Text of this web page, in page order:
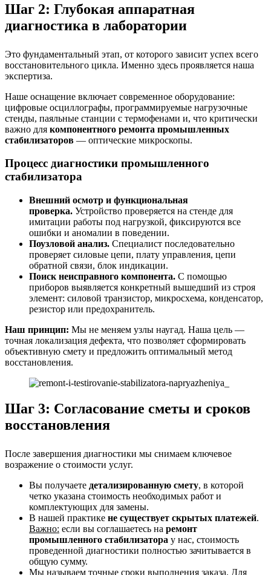
Шаг 2: Глубокая аппаратная
диагностика в лаборатории
Это фундаментальный этап, от которого зависит успех всего
восстановительного цикла. Именно здесь проявляется наша
экспертиза.
Наше оснащение включает современное оборудование:
цифровые осциллографы, программируемые нагрузочные
стенды, паяльные станции с термофенами и, что критически
важно для компонентного ремонта промышленных
стабилизаторов — оптические микроскопы.
Процесс диагностики промышленного
стабилизатора
Внешний осмотр и функциональная
проверка. Устройство проверяется на стенде для
имитации работы под нагрузкой, фиксируются все
ошибки и аномалии в поведении.
Поузловой анализ. Специалист последовательно
проверяет силовые цепи, плату управления, цепи
обратной связи, блок индикации.
Поиск неисправного компонента. С помощью
приборов выявляется конкретный вышедший из строя
элемент: силовой транзистор, микросхема, конденсатор,
резистор или предохранитель.
Наш принцип: Мы не меняем узлы наугад. Наша цель —
точная локализация дефекта, что позволяет сформировать
объективную смету и предложить оптимальный метод
восстановления.
Шаг 3: Согласование сметы и сроков
восстановления
После завершения диагностики мы снимаем ключевое
возражение о стоимости услуг.
Вы получаете детализированную смету, в которой
четко указана стоимость необходимых работ и
комплектующих для замены.
В нашей практике не существует скрытых платежей.
Важно: если вы соглашаетесь на ремонт
промышленного стабилизатора у нас, стоимость
проведенной диагностики полностью зачитывается в
общую сумму.
Мы называем точные сроки выполнения заказа. Для